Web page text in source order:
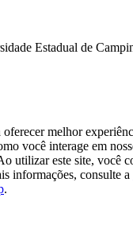
Estadual de
melhor
você interage em
utilizar este site, você
informações, consulte a
.